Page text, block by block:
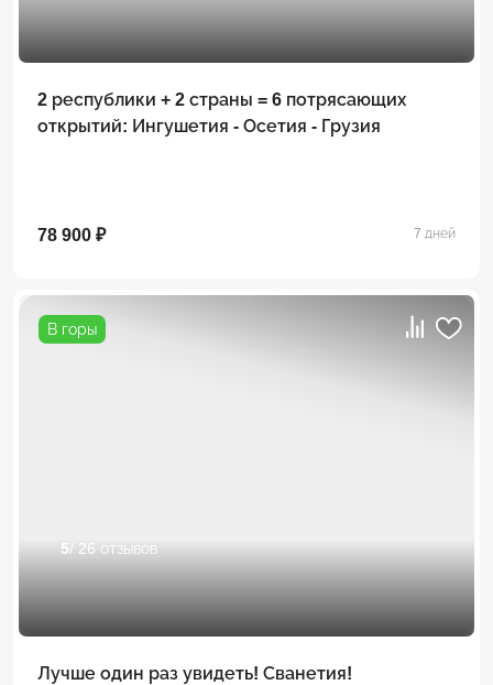
2 республики + 2 страны = 6 потрясающих
открытий: Ингушетия - Осетия - Грузия
78 900 ₽ 7 дней
В горы
5/ 26 отзывов
Лучше один раз увидеть! Сванетия!